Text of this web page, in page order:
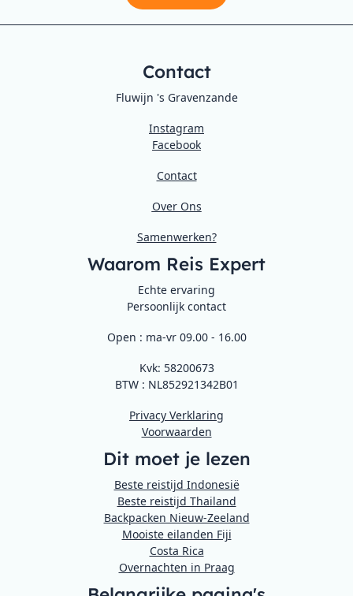
Contact
Fluwijn 's Gravenzande
Instagram
Facebook
Contact
Over Ons
Samenwerken?
Waarom Reis Expert
Echte ervaring
Persoonlijk contact
Open : ma-vr 09.00 - 16.00
Kvk: 58200673
BTW : NL852921342B01
Privacy Verklaring
Voorwaarden
Dit moet je lezen
Beste reistijd Indonesië
Beste reistijd Thailand
Backpacken Nieuw-Zeeland
Mooiste eilanden Fiji
Costa Rica
Overnachten in Praag